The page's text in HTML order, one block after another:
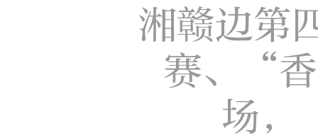
湘赣边第
赛、“
场